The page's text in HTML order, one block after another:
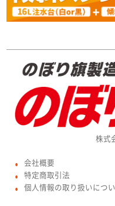
株式
● 会社概要
● 特定商取引法
● 個人情報の取り扱いにつ